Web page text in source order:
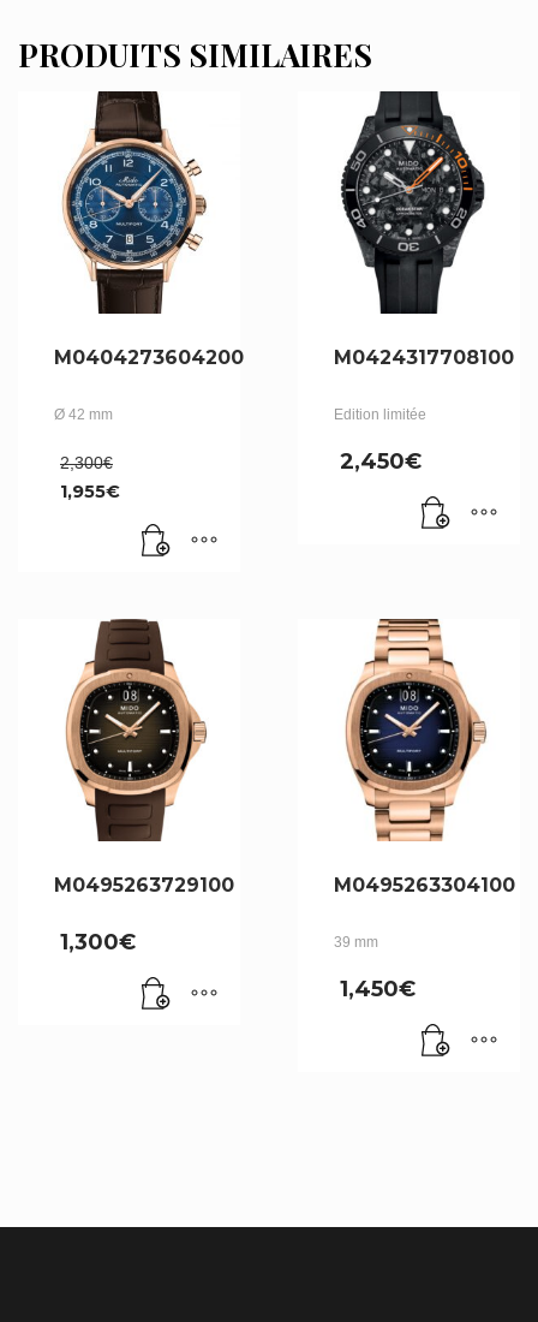
PRODUITS SIMILAIRES
M0404273604200
Ø 42 mm
2,300€
était :
2,300€.
1,955€
M0424317708100
Edition limitée
2,450€
M0495263729100
1,300€
M0495263304100
39 mm
1,450€